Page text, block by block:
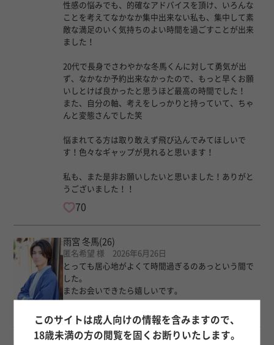
性感の悩みでも、的確なアドバイスを頂け、いろんな
ことを考えてなかなか集中出来ない私も、集中して素
敵な満足のいく気持ちのよい時間を過ごすことが出来
ました！
20代で長身でさわやかな冬馬くんに対して勇気が出
ず、なかなか予約出来なかったので、もっと早くお願
いしとけば良かったと思うほど最高の時間でした！
また、自分の軸、考えをしっかりと持っていて、ちゃ
んと変態さんでした笑
悩まれてる方は取り敢えず飛び込んでみてほしいで
す！色々なギャップが見れると思います！
私も、また是非お願いしたいと思いました！ありがと
うございました！！
70
雨宮 冬馬(26)
匿名希望 様 2026年6月26日
とっても居心地がよくて時間過ぎるのあっという間で
した。
またお会いできたら嬉しいです。
このサイトは成人向けの情報を含みますので、
18歳未満の方の閲覧を固くお断りいたします。